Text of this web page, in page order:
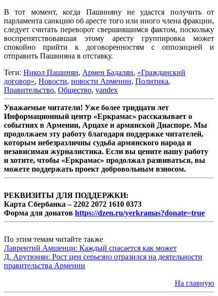
В тот момент, когда Пашиняну не удастся получить от
парламента санкцию об аресте того или иного члена фракции,
следует считать переворот свершившимся фактом, поскольку
воспрепятствовавшая этому аресту группировка может
спокойно прийти к договоренностям с оппозицией и
отправить Пашиняна в отставку.
Теги: Никол Пашинян, Армен Бадалян, «Гражданский
договор», Новости, новости Армении, Политика,
Правительство, Общество, yandex
Уважаемые читатели! Уже более тридцати лет
Информационный центр «Еркрамас» рассказывает о
событиях в Армении, Арцахе и армянской Диаспоре. Мы
продолжаем эту работу благодаря поддержке читателей,
которым небезразличны судьба армянского народа и
независимая журналистика. Если вы цените нашу работу
и хотите, чтобы «Еркрамас» продолжал развиваться, вы
можете поддержать проект добровольным взносом.
РЕКВИЗИТЫ ДЛЯ ПОДДЕРЖКИ:
Карта Сбербанка – 2202 2072 1610 0373
Форма для донатов https://dzen.ru/yerkramas?donate=true
По этим темам читайте также
Лаврентий Амшенци: Каждый спасается как может
Д. Арутюнян: Рост цен серьезно отразился на деятельности
правительства Армении
На главную